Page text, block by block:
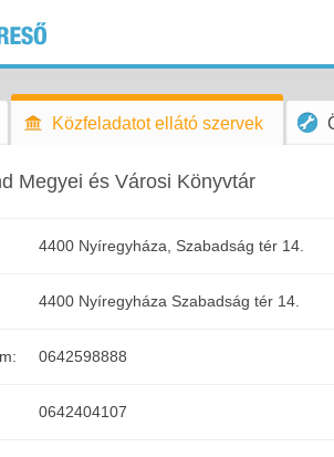
Közfeladatot ellátó szervek
Megyei és Városi Könyvtár
4400 Nyíregyháza, Szabadság tér 14.
4400 Nyíregyháza Szabadság tér 14.
0642598888
0642404107